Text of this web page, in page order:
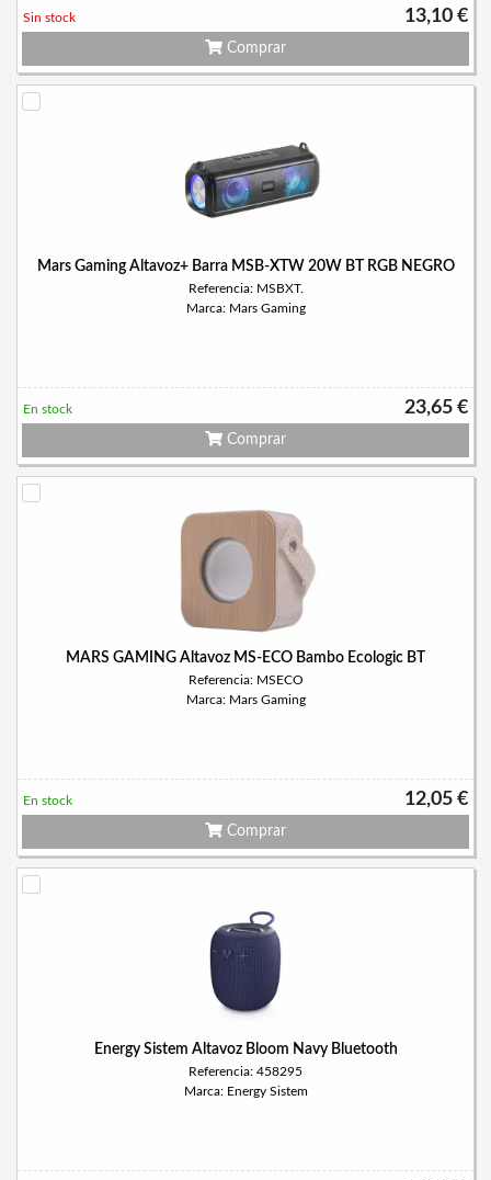
13,10 €
Sin stock
Comprar
Mars Gaming Altavoz+ Barra MSB-XTW 20W BT RGB NEGRO
Referencia: MSBXT.
Marca: Mars Gaming
23,65 €
En stock
Comprar
MARS GAMING Altavoz MS-ECO Bambo Ecologic BT
Referencia: MSECO
Marca: Mars Gaming
12,05 €
En stock
Comprar
Energy Sistem Altavoz Bloom Navy Bluetooth
Referencia: 458295
Marca: Energy Sistem